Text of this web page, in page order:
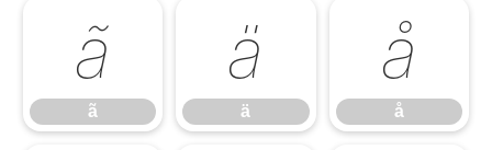
ã
ã
ä
ä
å
å